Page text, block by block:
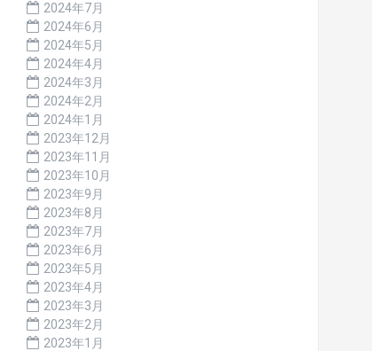
2024年7月
2024年6月
2024年5月
2024年4月
2024年3月
2024年2月
2024年1月
2023年12月
2023年11月
2023年10月
2023年9月
2023年8月
2023年7月
2023年6月
2023年5月
2023年4月
2023年3月
2023年2月
2023年1月